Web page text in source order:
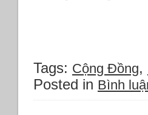
Tags: Cộng Đồng,
Posted in Bình